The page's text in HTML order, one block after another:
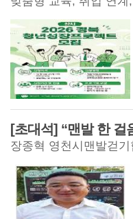
[초대석] “맨발 한 걸
장종혁 영천시맨발걷